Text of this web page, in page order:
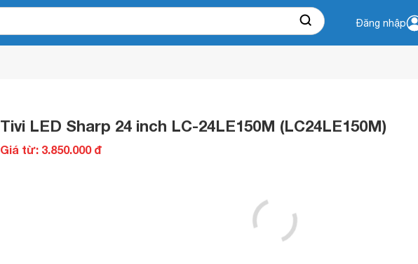
Đăng nhập
Tivi LED Sharp 24 inch LC-24LE150M (LC24LE150M)
Giá từ: 3.850.000 đ